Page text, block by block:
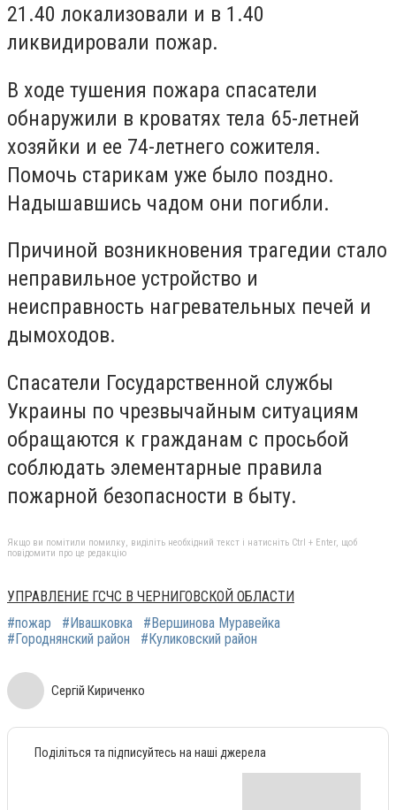
21.40 локализовали и в 1.40
ликвидировали пожар.
В ходе тушения пожара спасатели
обнаружили в кроватях тела 65-летней
хозяйки и ее 74-летнего сожителя.
Помочь старикам уже было поздно.
Надышавшись чадом они погибли.
Причиной возникновения трагедии стало
неправильное устройство и
неисправность нагревательных печей и
дымоходов.
Спасатели Государственной службы
Украины по чрезвычайным ситуациям
обращаются к гражданам с просьбой
соблюдать элементарные правила
пожарной безопасности в быту.
Якщо ви помітили помилку, виділіть необхідний текст і натисніть Ctrl + Enter, щоб
повідомити про це редакцію
УПРАВЛЕНИЕ ГСЧС В ЧЕРНИГОВСКОЙ ОБЛАСТИ
#пожар
#Ивашковка
#Вершинова Муравейка
#Городнянский район
#Куликовский район
Сергій Кириченко
Поділіться та підписуйтесь на наші джерела